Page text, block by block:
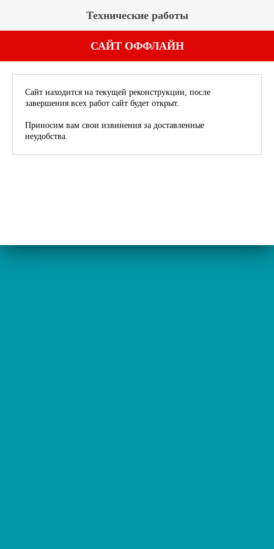
Технические работы
САЙТ ОФФЛАЙН
Сайт находится на текущей реконструкции, после
завершения всех работ сайт будет открыт.
Приносим вам свои извинения за доставленные
неудобства.